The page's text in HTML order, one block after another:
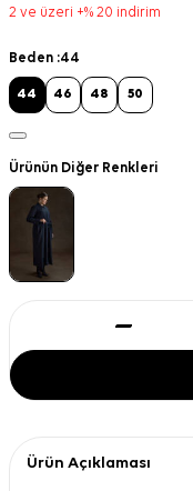
2 ve üzeri +% 20 indirim
Beden :44
44 46 48 50
Ürünün Diğer Renkleri
Ürün Açıklaması